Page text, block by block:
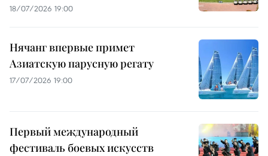
18/07/2026 19:00
Нячанг впервые примет
Азиатскую парусную регату
17/07/2026 19:00
Первый международный
фестиваль боевых искусств